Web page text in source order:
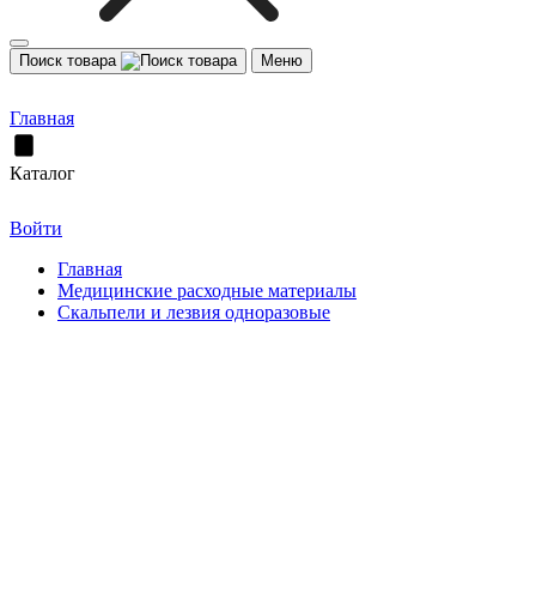
Поиск товара Меню
Главная
Каталог
Войти
Главная
Медицинские расходные материалы
Скальпели и лезвия одноразовые